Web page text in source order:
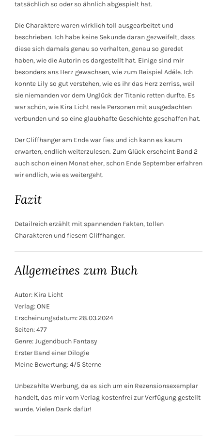
tatsächlich so oder so ähnlich abgespielt hat.
Die Charaktere waren wirklich toll ausgearbeitet und
beschrieben. Ich habe keine Sekunde daran gezweifelt, dass
diese sich damals genau so verhalten, genau so geredet
haben, wie die Autorin es dargestellt hat. Einige sind mir
besonders ans Herz gewachsen, wie zum Beispiel Adéle. Ich
konnte Lily so gut verstehen, wie es ihr das Herz zerriss, weil
sie niemanden vor dem Unglück der Titanic retten durfte. Es
war schön, wie Kira Licht reale Personen mit ausgedachten
verbunden und so eine glaubhafte Geschichte geschaffen hat.
Der Cliffhanger am Ende war fies und ich kann es kaum
erwarten, endlich weiterzulesen. Zum Glück erscheint Band 2
auch schon einen Monat eher, schon Ende September erfahren
wir endlich, wie es weitergeht.
Fazit
Detailreich erzählt mit spannenden Fakten, tollen
Charakteren und fiesem Cliffhanger.
Allgemeines zum Buch
Autor: Kira Licht
Verlag: ONE
Erscheinungsdatum: 28.03.2024
Seiten: 477
Genre: Jugendbuch Fantasy
Erster Band einer Dilogie
Meine Bewertung: 4/5 Sterne
Unbezahlte Werbung, da es sich um ein Rezensionsexemplar
handelt, das mir vom Verlag kostenfrei zur Verfügung gestellt
wurde. Vielen Dank dafür!